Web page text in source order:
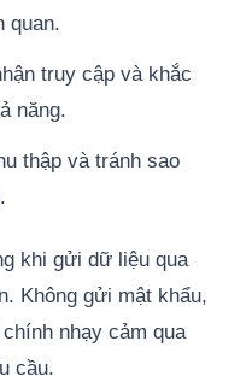
quan.
truy cập và khắc
năng.
thập và tránh sao
khi gửi dữ liệu qua
Không gửi mật khẩu,
nhạy cảm qua
cầu.